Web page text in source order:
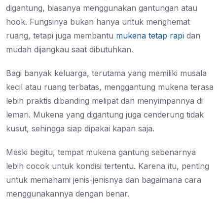
digantung, biasanya menggunakan gantungan atau
hook. Fungsinya bukan hanya untuk menghemat
ruang, tetapi juga membantu mukena tetap rapi dan
mudah dijangkau saat dibutuhkan.
Bagi banyak keluarga, terutama yang memiliki musala
kecil atau ruang terbatas, menggantung mukena terasa
lebih praktis dibanding melipat dan menyimpannya di
lemari. Mukena yang digantung juga cenderung tidak
kusut, sehingga siap dipakai kapan saja.
Meski begitu, tempat mukena gantung sebenarnya
lebih cocok untuk kondisi tertentu. Karena itu, penting
untuk memahami jenis-jenisnya dan bagaimana cara
menggunakannya dengan benar.